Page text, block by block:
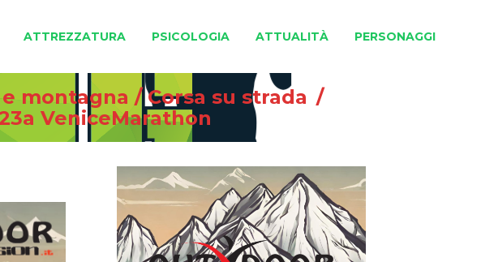
ATTREZZATURA PSICOLOGIA ATTUALITÀ PERSONAGGI
montagna /Corsa su strada /
VeniceMarathon